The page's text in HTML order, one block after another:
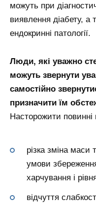
можуть при
виявлення діабету, а
ендокринні патології.
Люди, які уважно
можуть звернути
самостійно
призначити їм
Насторожити
різка зміна маси
умови
харчування і
відчуття